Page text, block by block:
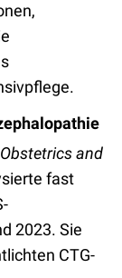
and
fast
2023. Sie
CTG-